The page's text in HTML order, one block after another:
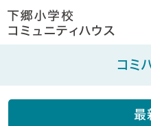
コミ
最